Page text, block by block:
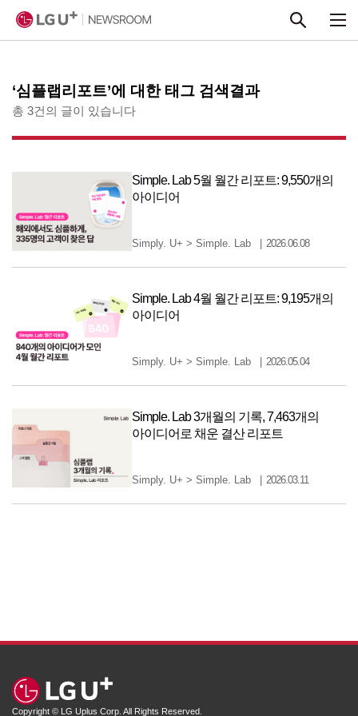
‘심플랩리포트’에 대한 태그 검색결과
총 3건의 글이 있습니다
Simple. Lab 5월 월간 리포트: 9,550개의
아이디어
Simply. U+ >Simple. Lab 2026.06.08
Simple. Lab 4월 월간 리포트: 9,195개의
아이디어
Simply. U+ >Simple. Lab 2026.05.04
Simple. Lab 3개월의 기록, 7,463개의
아이디어로 채운 결산 리포트
Simply. U+ >Simple. Lab 2026.03.11
Copyright © LG Uplus Corp. All Rights Reserved.